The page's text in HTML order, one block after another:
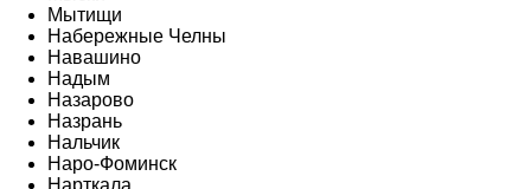
Мытищи
Набережные Челны
Навашино
Надым
Назарово
Назрань
Нальчик
Наро-Фоминск
Нарткала